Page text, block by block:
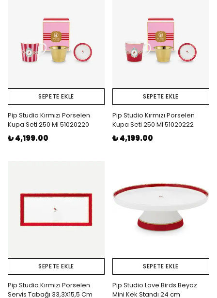
SEPETE EKLE
Pip Studio Kırmızı Porselen
Kupa Seti 250 Ml 51020220
₺ 4,199.00
SEPETE EKLE
Pip Studio Kırmızı Porselen
Kupa Seti 250 Ml 51020222
₺ 4,199.00
SEPETE EKLE
Pip Studio Kırmızı Porselen
Servis Tabağı 33,3X15,5 Cm
SEPETE EKLE
Pip Studio Love Birds Beyaz
Mini Kek Standı 24 cm